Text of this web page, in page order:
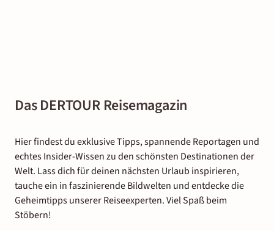
Das DERTOUR Reisemagazin
Hier findest du exklusive Tipps, spannende Reportagen und
echtes Insider-Wissen zu den schönsten Destinationen der
Welt. Lass dich für deinen nächsten Urlaub inspirieren,
tauche ein in faszinierende Bildwelten und entdecke die
Geheimtipps unserer Reiseexperten. Viel Spaß beim
Stöbern!